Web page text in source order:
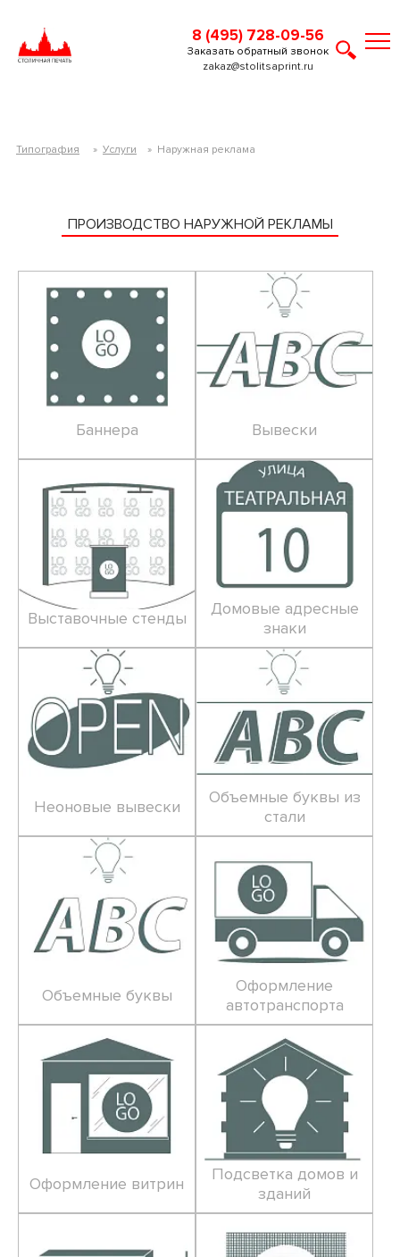
8 (495) 728-09-56
zakaz@stolitsaprint.ru
Заказать обратный звонок
Типография » Услуги » Наружная реклама
ПРОИЗВОДСТВО НАРУЖНОЙ РЕКЛАМЫ
Баннера Вывески
Выставочные стенды
Домовые адресные
знаки
Неоновые вывески
Объемные буквы из
стали
Объемные буквы
Оформление
автотранспорта
Оформление витрин
Подсветка домов и
зданий